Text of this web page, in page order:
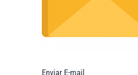
Enviar E-mail